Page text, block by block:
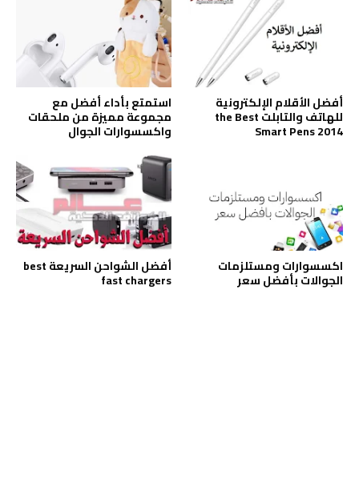
أفضل الأقلام الإلكترونية
للهاتف والتابلت the Best
Smart Pens 2014
استمتع بأداء أفضل مع
مجموعة مميزة من ملحقات
واكسسوارات الجوال
اكسسوارات ومستلزمات
الجوالات بأفضل سعر
أفضل الشواحن السريعة best
fast chargers